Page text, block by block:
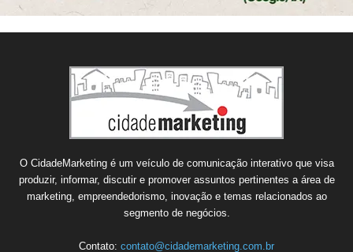
O CidadeMarketing é um veículo de comunicação interativo que visa
produzir, informar, discutir e promover assuntos pertinentes a área de
marketing, empreendedorismo, inovação e temas relacionados ao
segmento de negócios.
Contato: contato@cidademarketing.com.br